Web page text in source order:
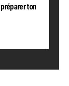
ton